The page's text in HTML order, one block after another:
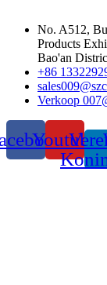
No. A512,
Products
Bao'an
+86
Verkoop
Youtube